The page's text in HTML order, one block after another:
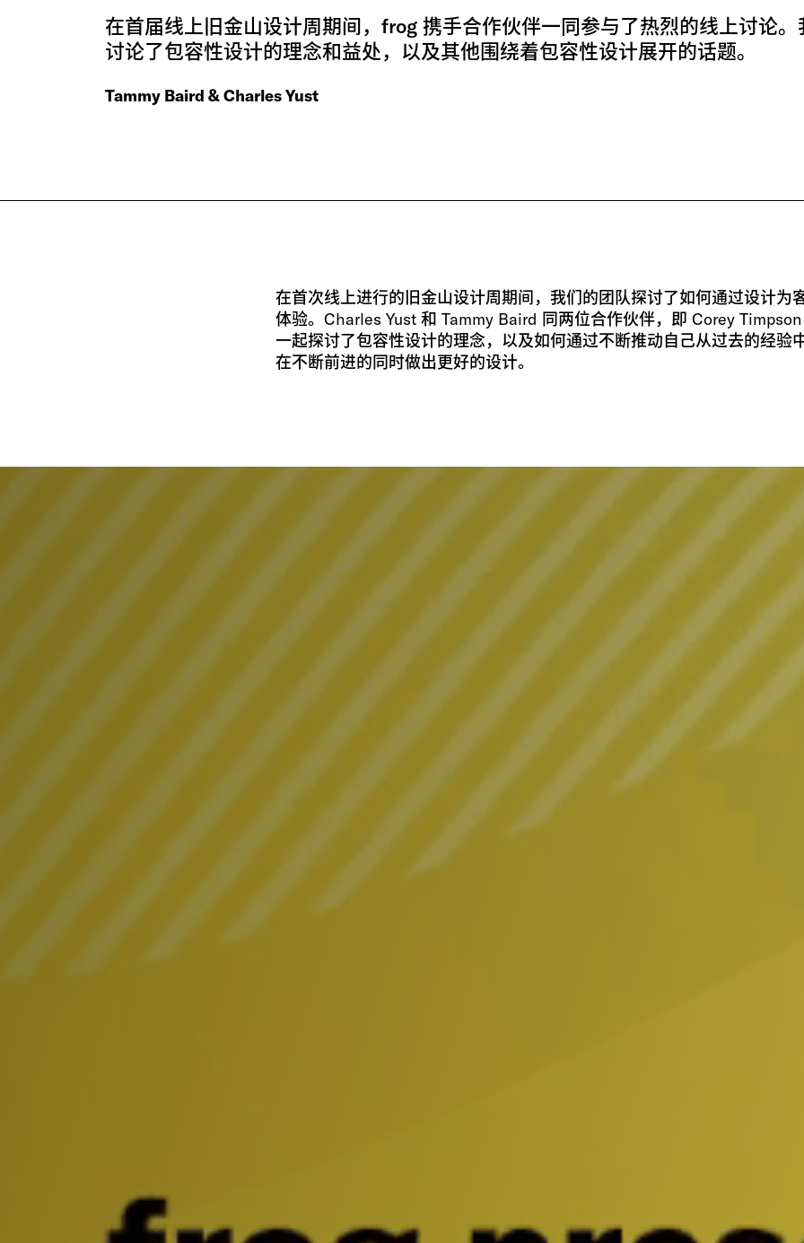
在首届线上旧金山设计周期间，frog 携手合作伙伴一同参与了热烈的线上讨论。
讨论了包容性设计的理念和益处，以及其他围绕着包容性设计展开的话题。
Tammy Baird & Charles Yust
在首次线上进行的旧金山设计周期间，我们的团队探讨了如何通过设计为
体验。Charles Yust 和 Tammy Baird 同两位合作伙伴，即 Corey
一起探讨了包容性设计的理念，以及如何通过不断推动自己从过去的经验
在不断前进的同时做出更好的设计。